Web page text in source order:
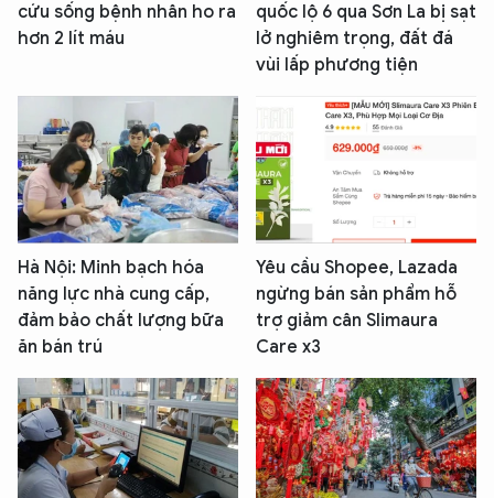
cứu sống bệnh nhân ho ra
hơn 2 lít máu
quốc lộ 6 qua Sơn La bị sạt
lở nghiêm trọng, đất đá
vùi lấp phương tiện
Hà Nội: Minh bạch hóa
năng lực nhà cung cấp,
đảm bảo chất lượng bữa
ăn bán trú
Yêu cầu Shopee, Lazada
ngừng bán sản phẩm hỗ
trợ giảm cân Slimaura
Care x3